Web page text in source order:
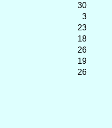
30
3
23
18
26
19
26